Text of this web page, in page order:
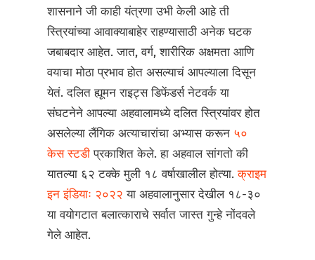
शासनाने जी काही यंत्रणा उभी केली आहे ती
स्त्रियांच्या आवाक्याबाहेर राहण्यासाठी अनेक घटक
जबाबदार आहेत. जात, वर्ग, शारीरिक अक्षमता आणि
वयाचा मोठा प्रभाव होत असल्याचं आपल्याला दिसून
येतं. दलित ह्यूमन राइट्स डिफेंडर्स नेटवर्क या
संघटनेने आपल्या अहवालामध्ये दलित स्त्रियांवर होत
असलेल्या लैंगिक अत्याचारांचा अभ्यास करून ५०
केस स्टडीप्रकाशित केले. हा अहवाल सांगतो की
यातल्या ६२ टक्के मुली १८ वर्षाखालील होत्या.क्राइम
इन इंडियाः २०२२या अहवालानुसार देखील १८-३०
या वयोगटात बलात्काराचे सर्वात जास्त गुन्हे नोंदवले
गेले आहेत.